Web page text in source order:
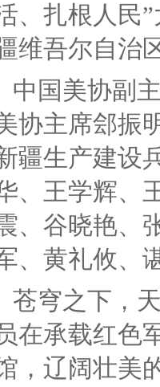
、扎根人民
维吾尔自治
中国美协副
协主席郐振
疆生产建设
、王学辉、
、谷晓艳、
、黄礼攸、
苍穹之下，
在承载红色
，辽阔壮美